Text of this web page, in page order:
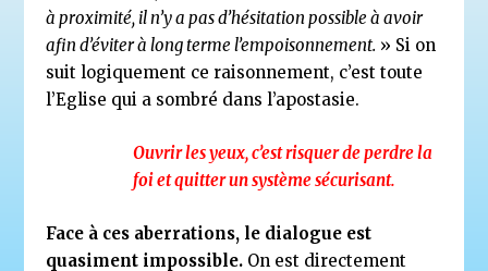
à proximité, il n’y a pas d’hésitation possible à avoir
afin d’éviter à long terme l’empoisonnement. » Si on
suit logiquement ce raisonnement, c’est toute
l’Eglise qui a sombré dans l’apostasie.
Ouvrir les yeux, c’est risquer de perdre la
foi et quitter un système sécurisant.
Face à ces aberrations, le dialogue est
quasiment impossible. On est directement